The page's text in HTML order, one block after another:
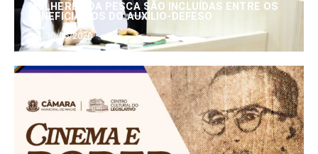
MULHERES DA PESCA SÃO INCLUÍDAS ENTRE OS
BENEFICIÁRIOS DO AUXÍLIO-DEFESO
30/06/2026